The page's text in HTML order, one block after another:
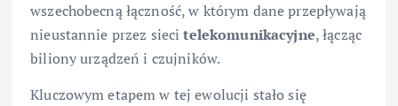
wszechobecną łączność, w którym dane przepływają
nieustannie przez siecitelekomunikacyjne, łącząc
biliony urządzeń i czujników.
Kluczowym etapem w tej ewolucji stało się